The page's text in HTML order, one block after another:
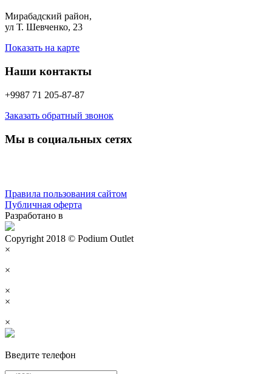
Мирабадский район,
ул Т. Шевченко, 23
Показать на карте
Наши контакты
+9987 71 205-87-87
Заказать обратный звонок
Мы в социальных сетях
Правила пользования сайтом
Публичная оферта
Разработано в
Copyright 2018 © Podium Outlet
×
×
×
×
×
Введите телефон